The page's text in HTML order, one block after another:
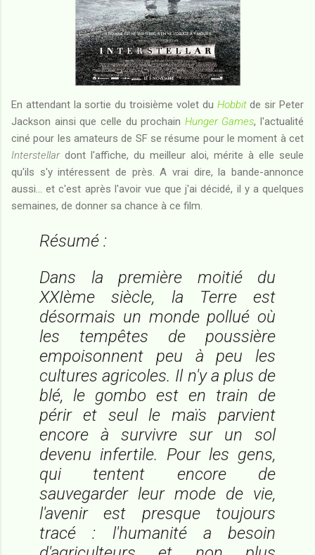
En attendant la sortie du troisième volet du Hobbitde sir Peter
Jackson ainsi que celle du prochain Hunger Games, l'actualité
ciné pour les amateurs de SF se résume pour le moment à cet
Interstellardont l'affiche, du meilleur aloi, mérite à elle seule
qu'ils s'y intéressent de près. A vrai dire, la bande-annonce
aussi... et c'est après l'avoir vue que j'ai décidé, il y a quelques
semaines, de donner sa chance à ce film.
Résumé :
Dans la première moitié du
XXIème siècle, la Terre est
désormais un monde pollué où
les tempêtes de poussière
empoisonnent peu à peu les
cultures agricoles. Il n'y a plus de
blé, le gombo est en train de
périr et seul le maïs parvient
encore à survivre sur un sol
devenu infertile. Pour les gens,
qui tentent encore de
sauvegarder leur mode de vie,
l'avenir est presque toujours
tracé : l'humanité a besoin